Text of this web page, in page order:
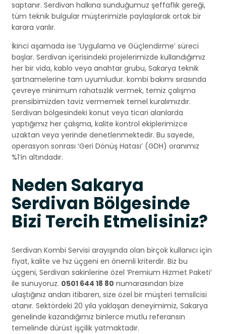
saptanır. Serdivan halkına sunduğumuz şeffaflık gereği,
tüm teknik bulgular müşterimizle paylaşılarak ortak bir
karara varılır.
İkinci aşamada ise ‘Uygulama ve Güçlendirme’ süreci
başlar. Serdivan içerisindeki projelerimizde kullandığımız
her bir vida, kablo veya anahtar grubu, Sakarya teknik
şartnamelerine tam uyumludur. kombi bakımı sırasında
çevreye minimum rahatsızlık vermek, temiz çalışma
prensibimizden taviz vermemek temel kuralımızdır.
Serdivan bölgesindeki konut veya ticari alanlarda
yaptığımız her çalışma, kalite kontrol ekiplerimizce
uzaktan veya yerinde denetlenmektedir. Bu sayede,
operasyon sonrası ‘Geri Dönüş Hatası’ (GDH) oranımız
%1’in altındadır.
Neden Sakarya
Serdivan Bölgesinde
Bizi Tercih Etmelisiniz?
Serdivan Kombi Servisi arayışında olan birçok kullanıcı için
fiyat, kalite ve hız üçgeni en önemli kriterdir. Biz bu
üçgeni, Serdivan sakinlerine özel ‘Premium Hizmet Paketi’
ile sunuyoruz. 0501 644 18 80 numarasından bize
ulaştığınız andan itibaren, size özel bir müşteri temsilcisi
atanır. Sektördeki 20 yıla yaklaşan deneyimimiz, Sakarya
genelinde kazandığımız binlerce mutlu referansın
temelinde dürüst işçilik yatmaktadır.